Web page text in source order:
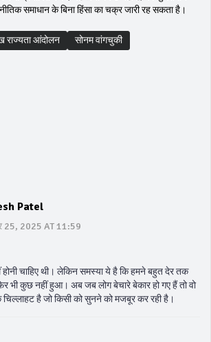
समाधान के बिना हिंसा का चक्र जारी रह सकता है।
राज्यता आंदोलन
सोनम वांगचुकी
Patel
25, 2025 AT 11:59
होनी चाहिए थी। लेकिन समस्या ये है कि हमने बहुत देर तक
भी कुछ नहीं हुआ। अब जब लोग बेचारे बेकार हो गए हैं तो वो
है जो किसी को सुनने को मजबूर कर रही है।